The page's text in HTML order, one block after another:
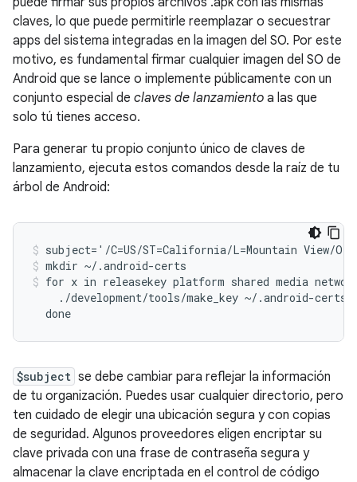
claves, lo que puede permitirle reemplazar o secuestrar
apps del sistema integradas en la imagen del SO. Por este
motivo, es fundamental firmar cualquier imagen del SO de
Android que se lance o implemente públicamente con un
conjunto especial de claves de lanzamiento a las que
solo tú tienes acceso.
Para generar tu propio conjunto único de claves de
lanzamiento, ejecuta estos comandos desde la raíz de tu
árbol de Android:
subject='/C=US/ST=California/L=Mountain View/
mkdir ~/.android-certs
for x in releasekey platform shared media
./development/tools/make_key ~/.android-
  done
$subject se debe cambiar para reflejar la información
de tu organización. Puedes usar cualquier directorio, pero
ten cuidado de elegir una ubicación segura y con copias
de seguridad. Algunos proveedores eligen encriptar su
clave privada con una frase de contraseña segura y
almacenar la clave encriptada en el control de código